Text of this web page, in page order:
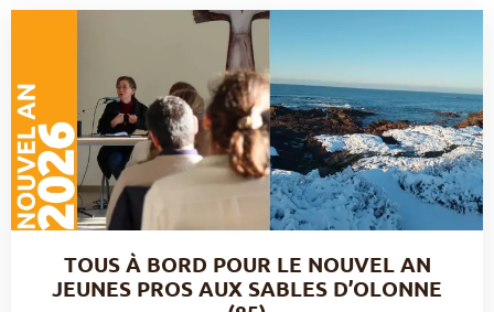
TOUS À BORD POUR LE NOUVEL AN
JEUNES PROS AUX SABLES D’OLONNE